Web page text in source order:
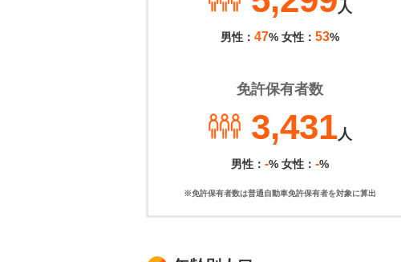
人
男性： 47% 女性： 53%
免許保有者数
3,431人
男性： -% 女性： -%
※免許保有者数は普通自動車免許保有者を対象に算出